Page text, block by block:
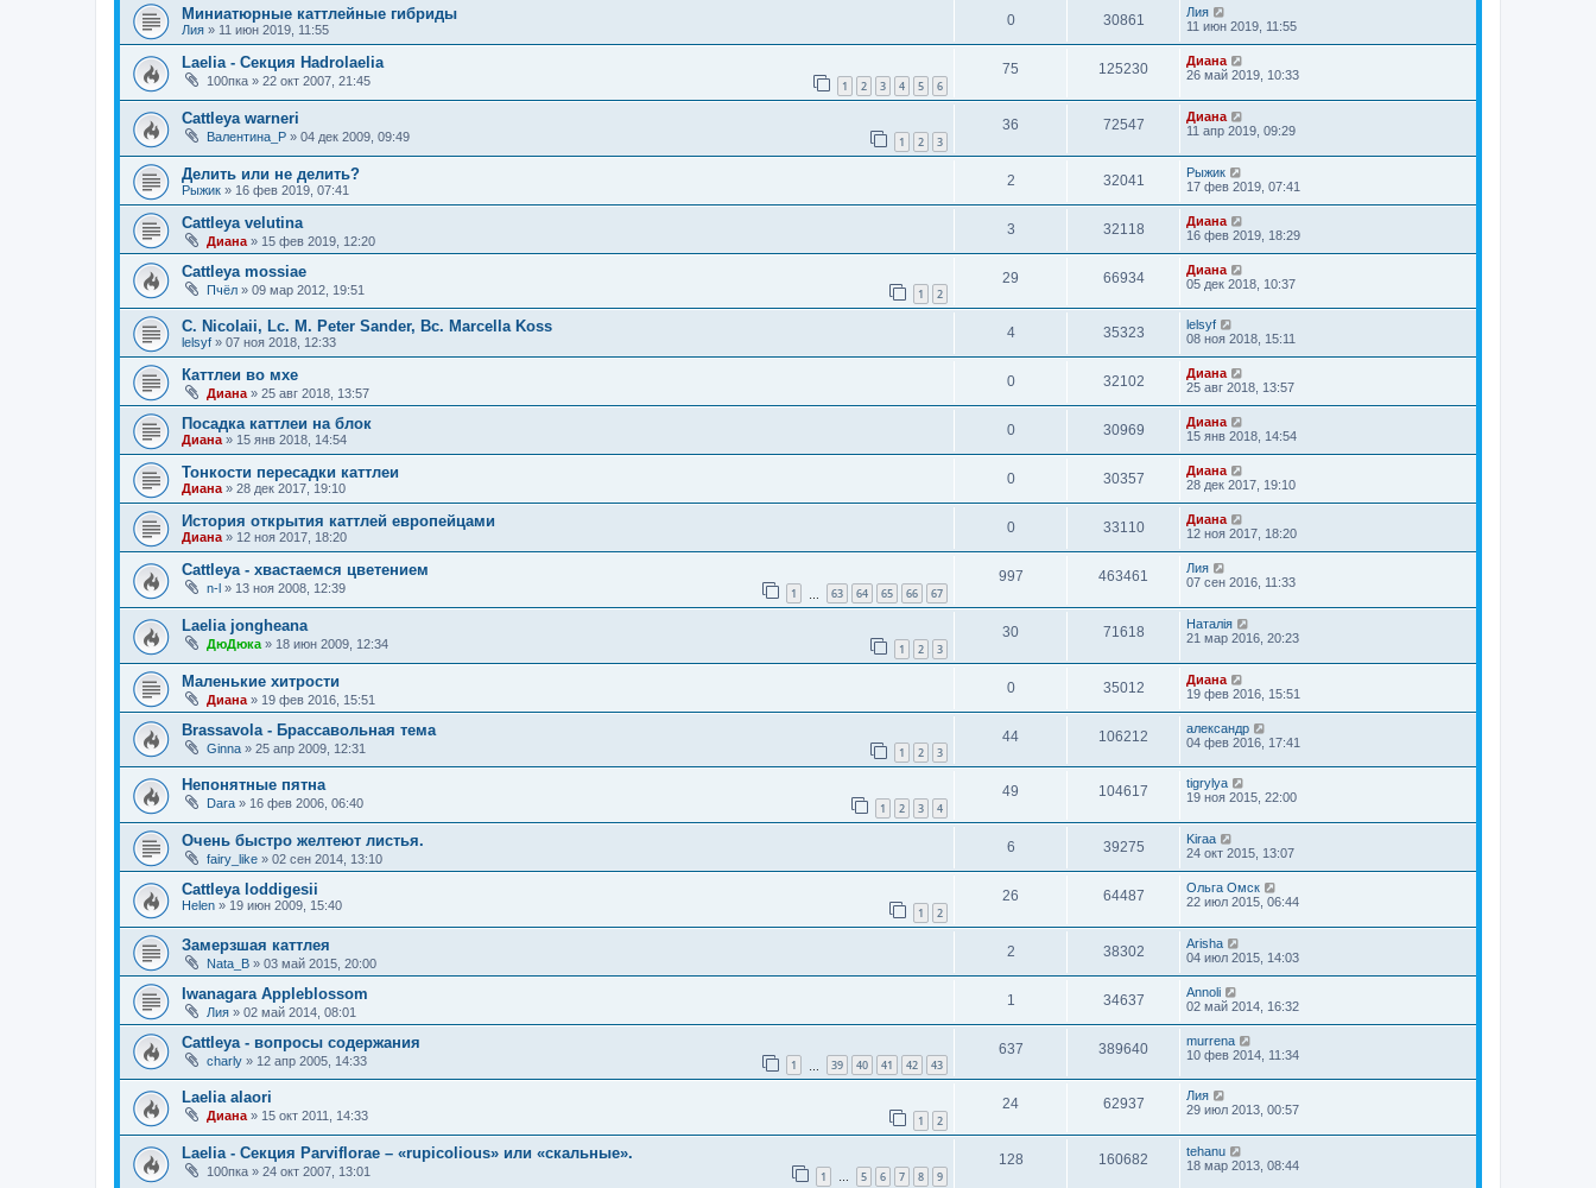
Миниатюрные каттлейные гибриды
Лия » 11 июн 2019, 11:55
0 30861
Лия
11 июн 2019, 11:55
Laelia - Секция Hadrolaelia
100пка » 22 окт 2007, 21:45 1 2 3 4 5 6
75 125230
Диана
26 май 2019, 10:33
Cattleya warneri
Валентина_Р » 04 дек 2009, 09:49 1 2 3
36 72547
Диана
11 апр 2019, 09:29
Делить или не делить?
Рыжик » 16 фев 2019, 07:41
2 32041
Рыжик
17 фев 2019, 07:41
Cattleya velutina
Диана » 15 фев 2019, 12:20
3 32118
Диана
16 фев 2019, 18:29
Cattleya mossiae
Пчёл » 09 мар 2012, 19:51 1 2
29 66934
Диана
05 дек 2018, 10:37
C. Nicolaii, Lс. M. Peter Sander, Bc. Marcella Koss
lelsyf » 07 ноя 2018, 12:33
4 35323
lelsyf
08 ноя 2018, 15:11
Каттлеи во мхе
Диана» 25 авг 2018, 13:57
0 32102
Диана
25 авг 2018, 13:57
Посадка каттлеи на блок
Диана» 15 янв 2018, 14:54
0 30969
Диана
15 янв 2018, 14:54
Тонкости пересадки каттлеи
Диана» 28 дек 2017, 19:10
0 30357
Диана
28 дек 2017, 19:10
История открытия каттлей европейцами
Диана» 12 ноя 2017, 18:20
0 33110
Диана
12 ноя 2017, 18:20
Cattleya - хвастаемся цветением
n-l » 13 ноя 2008, 12:39 1 63 64 65 66 67
997 463461
Лия
07 сен 2016, 11:33
Laelia jongheana
ДюДюка » 18 июн 2009, 12:34 1 2 3
30 71618
Наталія
21 мар 2016, 20:23
Маленькие хитрости
Диана » 19 фев 2016, 15:51
0 35012
Диана
19 фев 2016, 15:51
Brassavola - Брассавольная тема
Ginna » 25 апр 2009, 12:31 1 2 3
44 106212
александр
04 фев 2016, 17:41
Непонятные пятна
Dara » 16 фев 2006, 06:40 1 2 3 4
49 104617
tigrylya
19 ноя 2015, 22:00
Очень быстро желтеют листья.
fairy_like » 02 сен 2014, 13:10
6 39275
Kiraa
24 окт 2015, 13:07
Cattleya loddigesii
Helen » 19 июн 2009, 15:40 1 2
26 64487
Ольга Омск
22 июл 2015, 06:44
Замерзшая каттлея
Nata_B » 03 май 2015, 20:00
2 38302
Arisha
04 июл 2015, 14:03
Iwanagara Appleblossom
Лия » 02 май 2014, 08:01
1 34637
Annoli
02 май 2014, 16:32
Cattleya - вопросы содержания
charly » 12 апр 2005, 14:33 1 39 40 41 42 43
637 389640
murrena
10 фев 2014, 11:34
Laelia alaori
Диана » 15 окт 2011, 14:33 1 2
24 62937
Лия
29 июл 2013, 00:57
Laelia - Секция Parviflorae – «rupicolious» или «скальные».
100пка » 24 окт 2007, 13:01 1 5 6 7 8 9
128 160682
tehanu
18 мар 2013, 08:44